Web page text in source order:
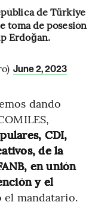
de Türkiye
toma de posesión
Erdoğan.
June 2, 2023
dando
CDI,
de la
en unión
y el
el mandatario.